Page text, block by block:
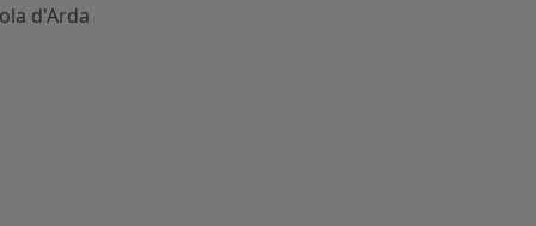
d'Arda